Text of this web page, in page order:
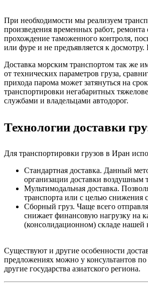
При необходимости мы реализуем
произведения временных работ,
прохождение таможенного контроля,
или фуре и не предъявляется к
Доставка морским транспортом так же
от технических параметров груза,
прихода парома может затянуться на
транспортировки негабаритных
службами и владельцами автодорог.
Технологии доставки
Для транспортировки грузов в Иран
Стандартная доставка. Данный
организации доставки воздушным
Мультимодальная доставка.
транспорта или с целью снижения
Сборный груз. Чаще всего
снижает финансовую нагрузку на
(консолидационном) складе
Существуют и другие особенности
предложениях можно у консультантов по
другие государства азиатского региона.